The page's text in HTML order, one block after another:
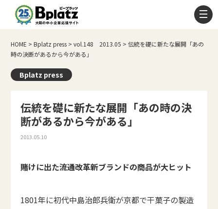
HOME >Bplatz press >vol.148 2013.05 >伝統を礎に新たな展開「あの
時の決断があるから今がある」
Bplatz press
伝統を礎に新たな展開「あの時の決
断があるから今がある」
2013.05.10
賭けに出た流通改革新ブランドの商品が大ヒット
1801年に初代中島治郎兵衛が京都で干菓子の製造